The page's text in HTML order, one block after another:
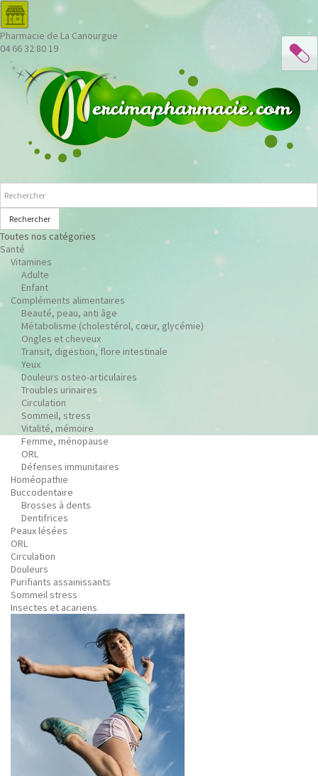
Pharmacie de La Canourgue
04 66 32 80 19
Rechercher
Toutes nos catégories
Santé
Vitamines
Adulte
Enfant
Compléments alimentaires
Beauté, peau, anti âge
Métabolisme (cholestérol, cœur, glycémie)
Ongles et cheveux
Transit, digestion, flore intestinale
Yeux
Douleurs osteo-articulaires
Troubles urinaires
Circulation
Sommeil, stress
Vitalité, mémoire
Femme, ménopause
ORL
Défenses immunitaires
Homéopathie
Buccodentaire
Brosses à dents
Dentifrices
Peaux lésées
ORL
Circulation
Douleurs
Purifiants assainissants
Sommeil stress
Insectes et acariens